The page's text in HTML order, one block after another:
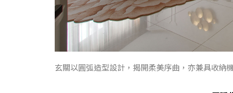
玄關以圓弧造型設計，揭開柔美序曲，亦兼具收納